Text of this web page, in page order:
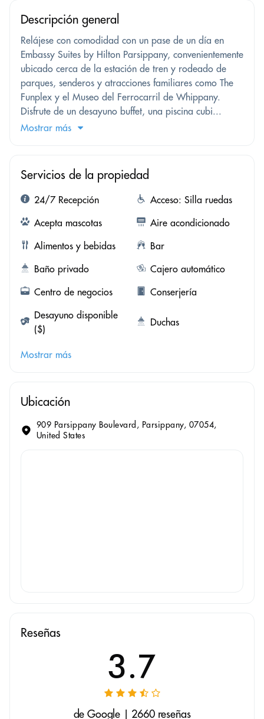
Descripción general
Relájese con comodidad con un pase de un día en
Embassy Suites by Hilton Parsippany, convenientemente
ubicado cerca de la estación de tren y rodeado de
parques, senderos y atracciones familiares como The
Funplex y el Museo del Ferrocarril de Whippany.
Disfrute de un desayuno buffet, una piscina cubi...
Mostrar más
Servicios de la propiedad
24/7 Recepción
Acceso: Silla ruedas
Acepta mascotas
Aire acondicionado
Alimentos y bebidas
Bar
Baño privado
Cajero automático
Centro de negocios
Conserjería
Desayuno disponible
($)
Duchas
Mostrar más
Ubicación
909 Parsippany Boulevard, Parsippany, 07054,
United States
Reseñas
3.7
de Google | 2660 reseñas